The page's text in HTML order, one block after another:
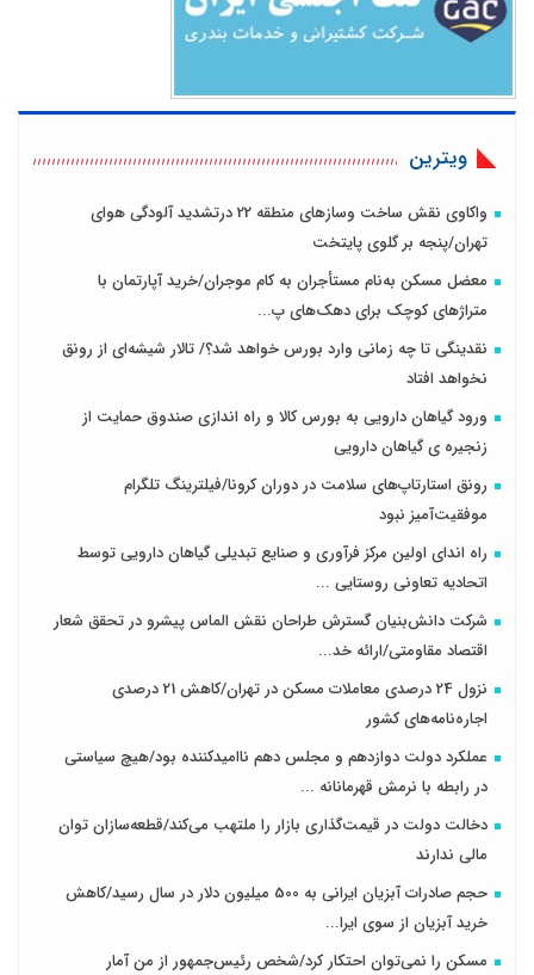
ویترین
واکاوی نقش ساخت وسازهای منطقه 22 درتشدید آلودگی هوای
تهران/پنجه بر گلوی پایتخت
معضل مسکن به‌نام مستأجران به کام موجران/خرید آپارتمان با
متراژهای کوچک برای دهک‌های پ...
نقدینگی تا چه زمانی وارد بورس خواهد شد؟/ تالار شیشه‌ای از رونق
نخواهد افتاد
ورود گیاهان دارویی به بورس کالا و راه اندازی صندوق حمایت از
زنجیره ی گیاهان دارویی
رونق استارتاپ‌های سلامت در دوران کرونا/فیلترینگ تلگرام
موفقیت‌آمیز نبود
راه اندای اولین مرکز فرآوری و صنایع تبدیلی گیاهان دارویی توسط
اتحادیه تعاونی روستایی ...
شرکت دانش‌بنیان گسترش طراحان‌‌ ‌نقش‌ الماس پیشرو در تحقق شعار
اقتصاد مقاومتی/ارائه خد...
نزول 24 درصدی معاملات مسکن در تهران/کاهش 21 درصدی
اجاره‌نامه‌های کشور
عملکرد دولت دوازدهم و مجلس دهم ناامیدکننده بود/هیچ سیاستی
در رابطه با نرمش قهرمانانه ...
دخالت دولت در قیمت‌گذاری بازار را ملتهب می‌کند/قطعه‌سازان توان
مالی ندارند
حجم صادرات آبزیان ایرانی به 500 میلیون دلار در سال رسید/کاهش
خرید آبزیان از سوی ایرا...
مسکن را نمی‌توان احتکار کرد/شخص رئیس‌جمهور از من آمار